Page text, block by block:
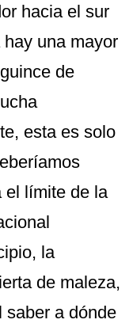
hacia el sur
una mayor
de
esta es solo
el límite de la
la
de maleza,
saber a dónde